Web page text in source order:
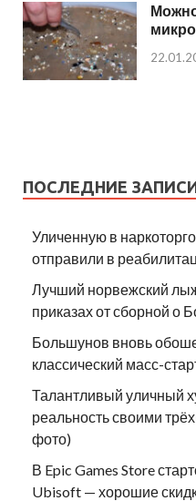
ПОСЛЕДНИЕ
Уличенную в
отправили в
Лучший норвежский
приказах от сборной о
Большунов вновь
классический масс-
Талантливый уличный
реальность своими
фото)
В Epic Games Store
Ubisoft — хорошие